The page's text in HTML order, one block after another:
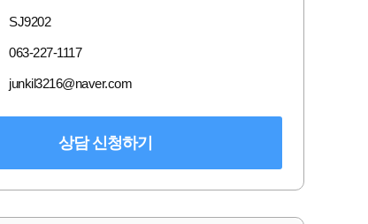
SJ9202
063-227-1117
junkil3216@naver.com
상담 신청하기